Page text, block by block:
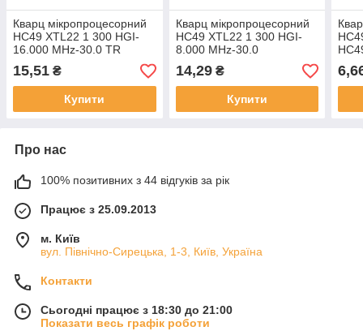
Кварц мікропроцесорний
HC49 XTL22 1 300 HGI-
16.000 MHz-30.0 TR
15,51 ₴
Купити
Кварц мікропроцесорний
HC49 XTL22 1 300 HGI-
8.000 MHz-30.0
14,29₴
Купити
Про нас
100% позитивних з 44 відгуків за рік
Працює з 25.09.2013
м. Київ
вул. Північно-Сирецька, 1-3, Київ, Україна
Контакти
Сьогодні працює з 18:30 до 21:00
Показати весь графік роботи